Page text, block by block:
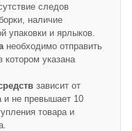
следов
наличие
упаковки и ярлыков.
необходимо отправить
котором указана
зависит от
и не превышает 10
товара и